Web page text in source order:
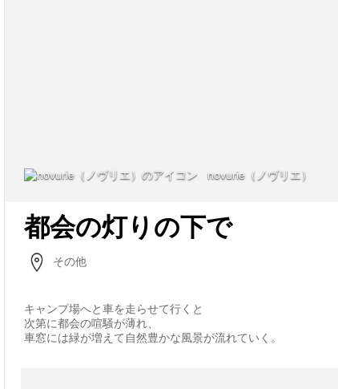
novurie（ノヴリエ）
都会の灯りの下で
その他
キャンプ場へと車を走らせて行くと
次第に都会の喧騒が薄れ、
車窓には緑が増えて自然豊かな風景が流れていく。